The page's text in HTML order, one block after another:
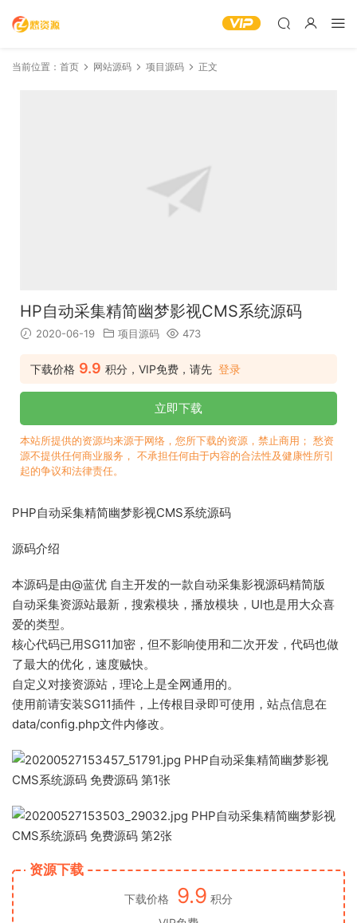
当前位置： 首页 网站源码 项目源码 正文
HP自动采集精简幽梦影视CMS系统源码
2020-06-19 项目源码 473
下载价格 9.9 积分，VIP免费，请先 登录
立即下载
本站所提供的资源均来源于网络，您所下载的资源，禁止商用； 愁资
源不提供任何商业服务， 不承担任何由于内容的合法性及健康性所引
起的争议和法律责任。
PHP自动采集精简幽梦影视CMS系统源码
源码介绍
本源码是由@蓝优 自主开发的一款自动采集影视源码精简版
自动采集资源站最新，搜索模块，播放模块，UI也是用大众喜
爱的类型。
核心代码已用SG11加密，但不影响使用和二次开发，代码也做
了最大的优化，速度贼快。
自定义对接资源站，理论上是全网通用的。
使用前请安装SG11插件，上传根目录即可使用，站点信息在
data/config.php文件内修改。
资源下载
下载价格 9.9 积分